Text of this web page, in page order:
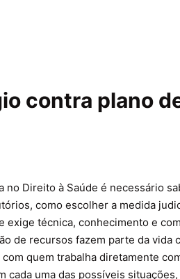
contra plano
no Direito à Saúde é necessário
como escolher a medida
exige técnica, conhecimento e
de recursos fazem parte da
quem trabalha diretamente
cada uma das possíveis